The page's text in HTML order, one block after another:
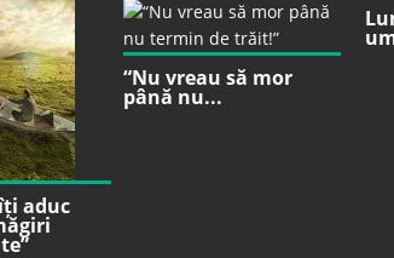
aduc
“Nu vreau să mor
până nu...